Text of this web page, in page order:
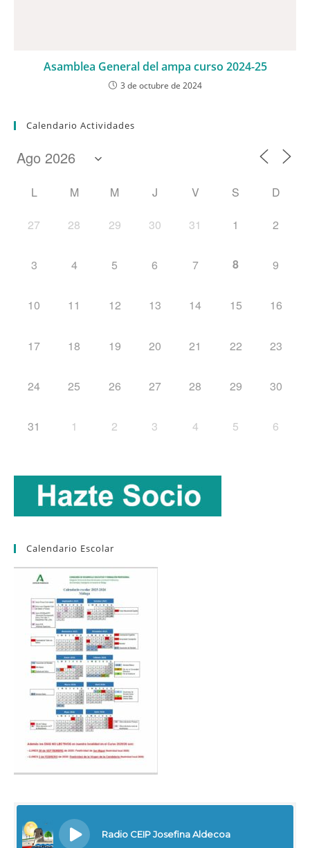
Asamblea General del ampa curso 2024-25
3 de octubre de 2024
Calendario Actividades
L M M J V S D
27 28 29 30 31 1 2
3 4 5 6 7 8 9
10 11 12 13 14 15 16
17 18 19 20 21 22 23
24 25 26 27 28 29 30
31 1 2 3 4 5 6
Calendario Escolar